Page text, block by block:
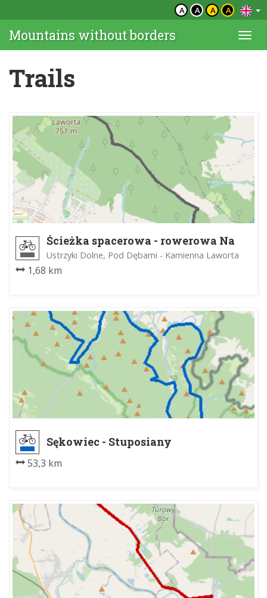
A A A A
Mountains without borders
Trails
Ścieżka spacerowa - rowerowa Na
Szczyt Kamiennej Laworty
Ustrzyki Dolne, Pod Dębami - Kamienna Laworta
1,68 km
Sękowiec - Stuposiany
53,3 km